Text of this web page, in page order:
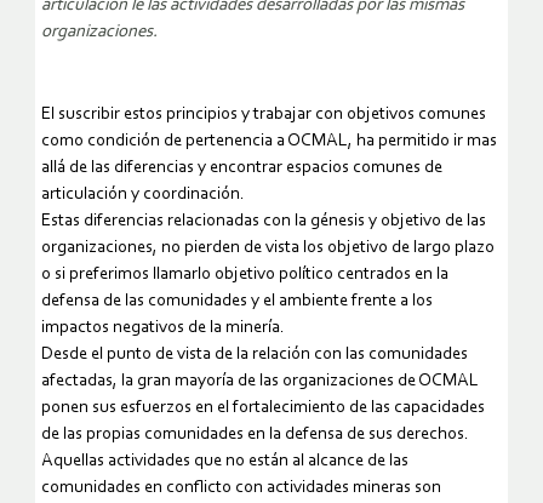
articulación le las actividades desarrolladas por las mismas
organizaciones.
El suscribir estos principios y trabajar con objetivos comunes
como condición de pertenencia a OCMAL, ha permitido ir mas
allá de las diferencias y encontrar espacios comunes de
articulación y coordinación.
Estas diferencias relacionadas con la génesis y objetivo de las
organizaciones, no pierden de vista los objetivo de largo plazo
o si preferimos llamarlo objetivo político centrados en la
defensa de las comunidades y el ambiente frente a los
impactos negativos de la minería.
Desde el punto de vista de la relación con las comunidades
afectadas, la gran mayoría de las organizaciones de OCMAL
ponen sus esfuerzos en el fortalecimiento de las capacidades
de las propias comunidades en la defensa de sus derechos.
Aquellas actividades que no están al alcance de las
comunidades en conflicto con actividades mineras son